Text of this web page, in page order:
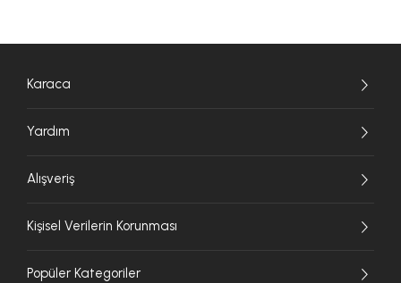
Karaca
Yardım
Alışveriş
Kişisel Verilerin Korunması
Popüler Kategoriler